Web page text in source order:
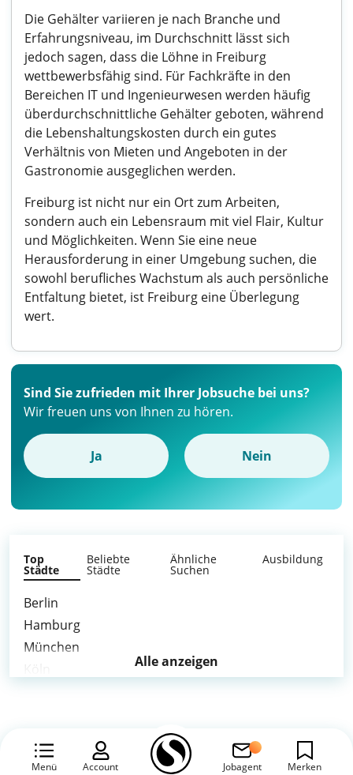
Die Gehälter variieren je nach Branche und
Erfahrungsniveau, im Durchschnitt lässt sich
jedoch sagen, dass die Löhne in Freiburg
wettbewerbsfähig sind. Für Fachkräfte in den
Bereichen IT und Ingenieurwesen werden häufig
überdurchschnittliche Gehälter geboten, während
die Lebenshaltungskosten durch ein gutes
Verhältnis von Mieten und Angeboten in der
Gastronomie ausgeglichen werden.
Freiburg ist nicht nur ein Ort zum Arbeiten,
sondern auch ein Lebensraum mit viel Flair, Kultur
und Möglichkeiten. Wenn Sie eine neue
Herausforderung in einer Umgebung suchen, die
sowohl berufliches Wachstum als auch persönliche
Entfaltung bietet, ist Freiburg eine Überlegung
wert.
Menü Account Jobagent Merken
Sind Sie zufrieden mit Ihrer Jobsuche bei uns?
Wir freuen uns von Ihnen zu hören.
Ja Nein
Top
Städte
Beliebte
Städte
Ähnliche
Suchen
Ausbildung
Berlin
Hamburg
München
Leipzig
Alle anzeigen